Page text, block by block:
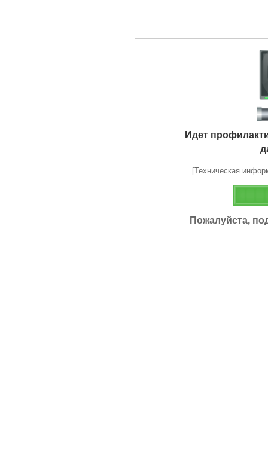
Идет
[Техническая
Пожалуйста,